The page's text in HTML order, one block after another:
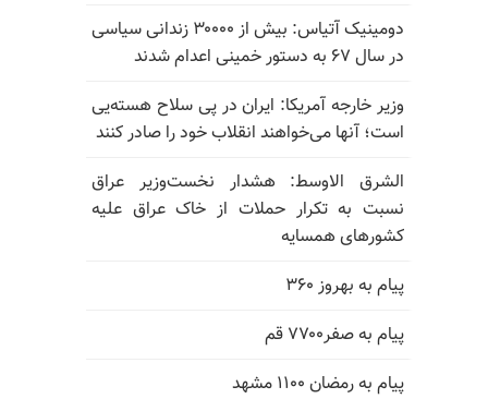
دومینیک آتیاس: بیش از ۳۰۰۰۰ زندانی سیاسی
در سال ۶۷ به دستور خمینی اعدام شدند
وزیر خارجه آمریکا: ایران در پی سلاح هسته‌یی
است؛ آنها می‌خواهند انقلاب خود را صادر کنند
الشرق الاوسط: هشدار نخست‌وزیر عراق
نسبت به تکرار حملات از خاک عراق علیه
کشورهای همسایه
پیام به بهروز ۳۶۰
پیام به صفر۷۷۰۰ قم
پیام به رمضان ۱۱۰۰ مشهد